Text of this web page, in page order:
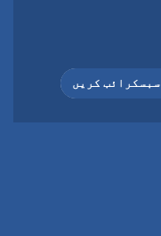
سبسکرائب کریں